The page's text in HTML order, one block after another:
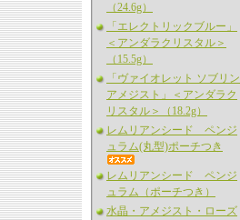
（24.6g）
「エレクトリックブルー」
＜アンダラクリスタル＞
（15.5g）
「ヴァイオレット ソブリン
アメジスト」＜アンダラク
リスタル＞（18.2g）
レムリアンシード ペンジ
ュラム(丸型)ポーチつき
レムリアンシード ペンジ
ュラム（ポーチつき）
水晶・アメジスト・ローズ